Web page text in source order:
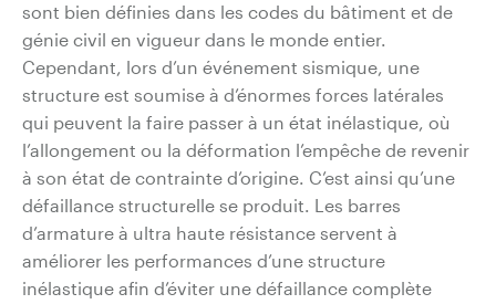
sont bien définies dans les codes du bâtiment et de
génie civil en vigueur dans le monde entier.
Cependant, lors d’un événement sismique, une
structure est soumise à d’énormes forces latérales
qui peuvent la faire passer à un état inélastique, où
l’allongement ou la déformation l’empêche de revenir
à son état de contrainte d’origine. C’est ainsi qu’une
défaillance structurelle se produit. Les barres
d’armature à ultra haute résistance servent à
améliorer les performances d’une structure
inélastique afin d’éviter une défaillance complète